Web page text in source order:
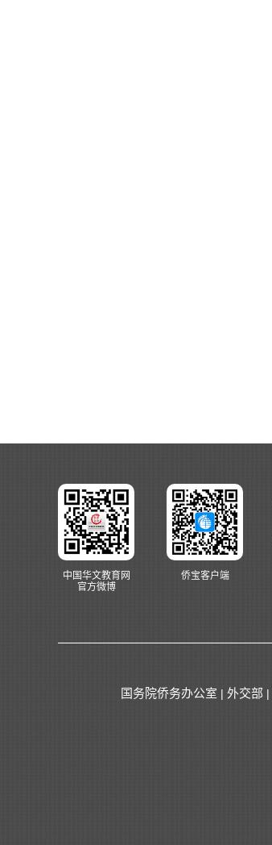
中国华文教育网
官方微博
侨宝客户端
国务院侨务办公室 | 外交部 |